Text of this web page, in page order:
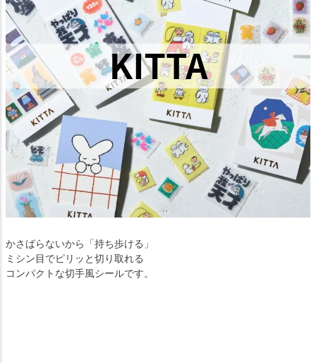
かさばらないから「持ち歩ける」
ミシン目でピリッと切り取れる
コンパクトな切手風シールです。